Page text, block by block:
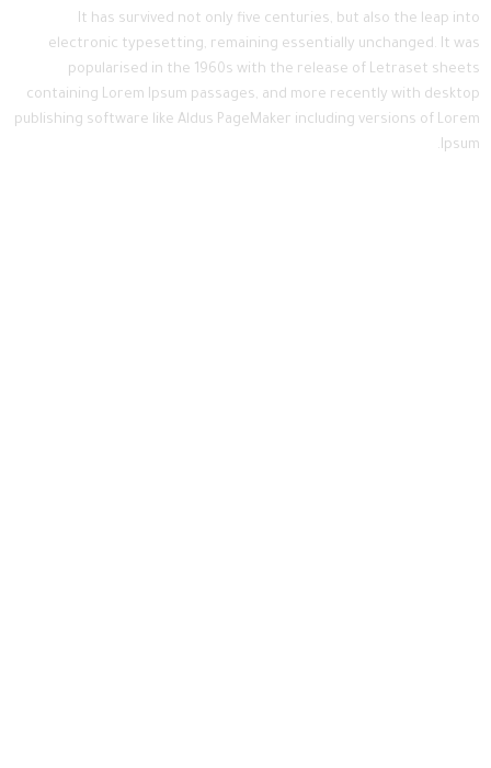
It has survived not only five centuries, but also the leap into
electronic typesetting, remaining essentially unchanged. It was
popularised in the 1960s with the release of Letraset sheets
containing Lorem Ipsum passages, and more recently with desktop
publishing software like Aldus PageMaker including versions of Lorem
Ipsum.